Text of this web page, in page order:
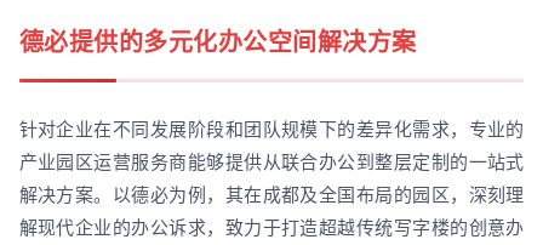
德必提供的多元化办公空间解决方案
针对企业在不同发展阶段和团队规模下的差异化需求，专业的
产业园区运营服务商能够提供从联合办公到整层定制的一站式
解决方案。以德必为例，其在成都及全国布局的园区，深刻理
解现代企业的办公诉求，致力于打造超越传统写字楼的创意办